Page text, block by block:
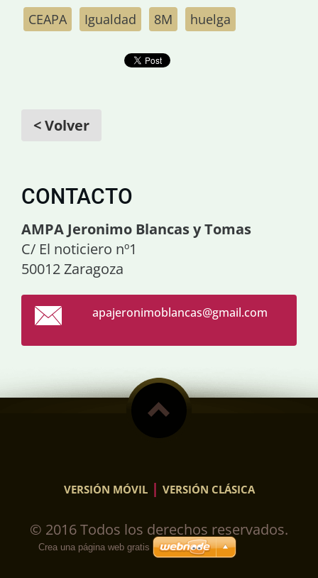
CEAPA Igualdad 8M huelga
< Volver
CONTACTO
AMPA Jeronimo Blancas y Tomas
C/ El noticiero nº1
50012 Zaragoza
apajeronimoblancas@gmail.com
VERSIÓN MÓVIL | VERSIÓN CLÁSICA
© 2016 Todos los derechos reservados.
Crea una página web gratis